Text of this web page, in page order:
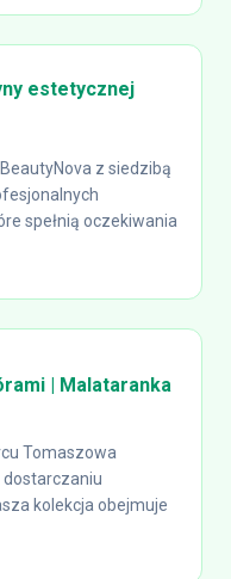
estetycznej
z siedzibą
spełnią oczekiwania
| Malataranka
Tomaszowa
dostarczaniu
kolekcja obejmuje